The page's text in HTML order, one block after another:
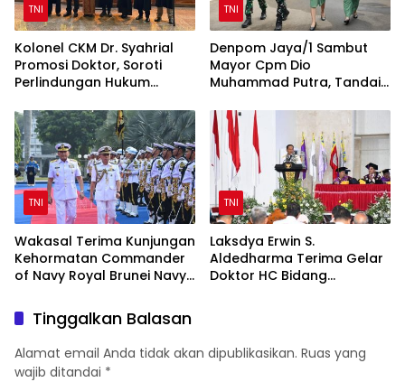
TNI
Kolonel CKM Dr. Syahrial
Promosi Doktor, Soroti
Perlindungan Hukum
Disabilitas
TNI
Denpom Jaya/1 Sambut
Mayor Cpm Dio
Muhammad Putra, Tandai
TNI
Wakasal Terima Kunjungan
Kehormatan Commander
of Navy Royal Brunei Navy
TNI
Laksdya Erwin S.
Aldedharma Terima Gelar
Doktor HC Bidang
Tinggalkan Balasan
Alamat email Anda tidak akan dipublikasikan. Ruas yang
wajib ditandai *